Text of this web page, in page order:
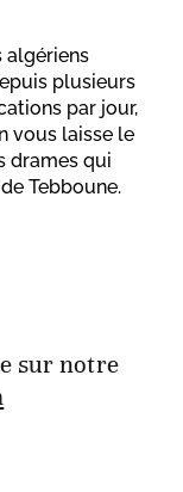
algériens
plusieurs
par jour,
vous laisse le
drames qui
Tebboune.
sur notre